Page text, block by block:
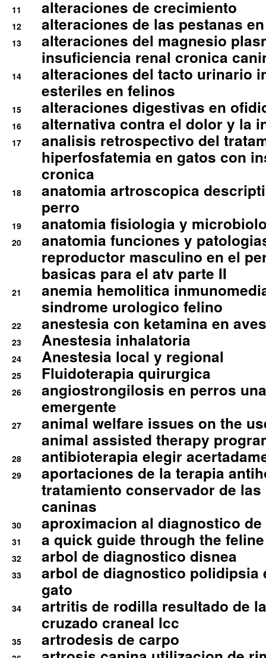
11 alteraciones de crecimiento
12 alteraciones de las pestanas
13
alteraciones del magnesio
insuficiencia renal cronica
14
alteraciones del tacto urinario
esteriles en felinos
15 alteraciones digestivas en
16 alternativa contra el dolor y la
17
analisis retrospectivo del
hiperfosfatemia en gatos con
cronica
18
anatomia artroscopica
perro
19 anatomia fisiologia y
20
anatomia funciones y
reproductor masculino en el
basicas para el atv parte II
21
anemia hemolitica
sindrome urologico felino
22 anestesia con ketamina en
23 Anestesia inhalatoria
24 Anestesia local y regional
25 Fluidoterapia quirurgica
26
angiostrongilosis en perros
emergente
27
animal welfare issues on the
animal assisted therapy
28 antibioterapia elegir
29
aportaciones de la terapia
tratamiento conservador de
caninas
30 aproximacion al diagnostico
31 a quick guide through the
32 arbol de diagnostico disnea
33
arbol de diagnostico polidipsia
gato
34
artritis de rodilla resultado de
cruzado craneal lcc
35 artrodesis de carpo